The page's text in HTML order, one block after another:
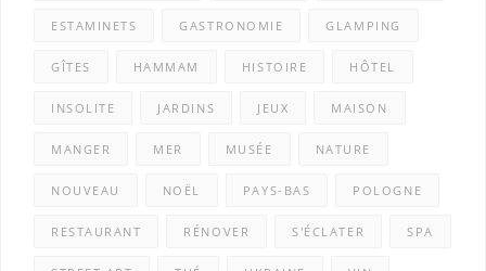
ESTAMINETS GASTRONOMIE GLAMPING
GÎTES HAMMAM HISTOIRE HÔTEL
INSOLITE JARDINS JEUX MAISON
MANGER MER MUSÉE NATURE
NOUVEAU NOËL PAYS-BAS POLOGNE
RESTAURANT RÉNOVER S'ÉCLATER SPA